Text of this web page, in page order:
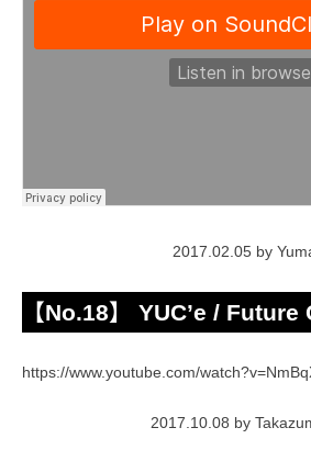
2017.02.05 by
【No.18】 YUC’e / Future
https://www.youtube.com/
2017.10.08 by